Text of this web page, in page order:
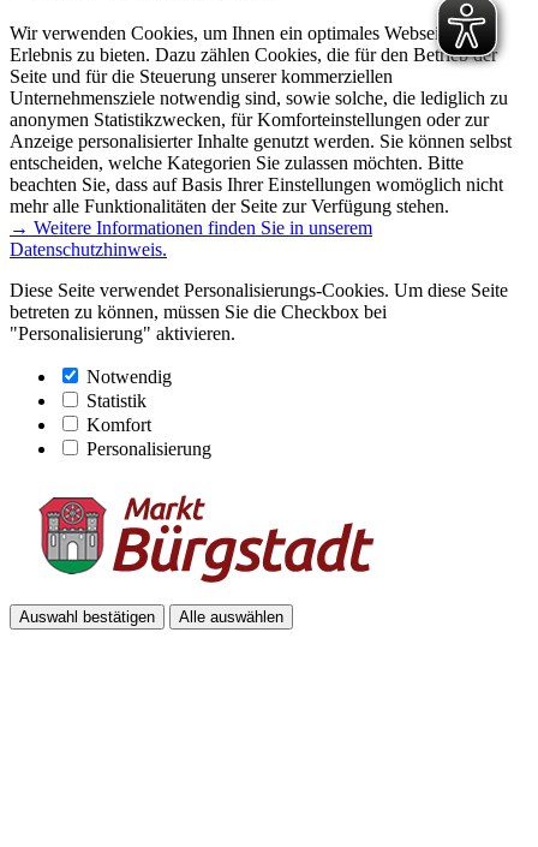
Wir verwenden Cookies, um Ihnen ein optimales Webseiten-
Erlebnis zu bieten. Dazu zählen Cookies, die für den Betrieb der
Seite und für die Steuerung unserer kommerziellen
Unternehmensziele notwendig sind, sowie solche, die lediglich zu
anonymen Statistikzwecken, für Komforteinstellungen oder zur
Anzeige personalisierter Inhalte genutzt werden. Sie können selbst
entscheiden, welche Kategorien Sie zulassen möchten. Bitte
beachten Sie, dass auf Basis Ihrer Einstellungen womöglich nicht
mehr alle Funktionalitäten der Seite zur Verfügung stehen.
→ Weitere Informationen finden Sie in unserem
Datenschutzhinweis.
Diese Seite verwendet Personalisierungs-Cookies. Um diese Seite
betreten zu können, müssen Sie die Checkbox bei
"Personalisierung" aktivieren.
Notwendig
Statistik
Komfort
Personalisierung
Auswahl bestätigen Alle auswählen